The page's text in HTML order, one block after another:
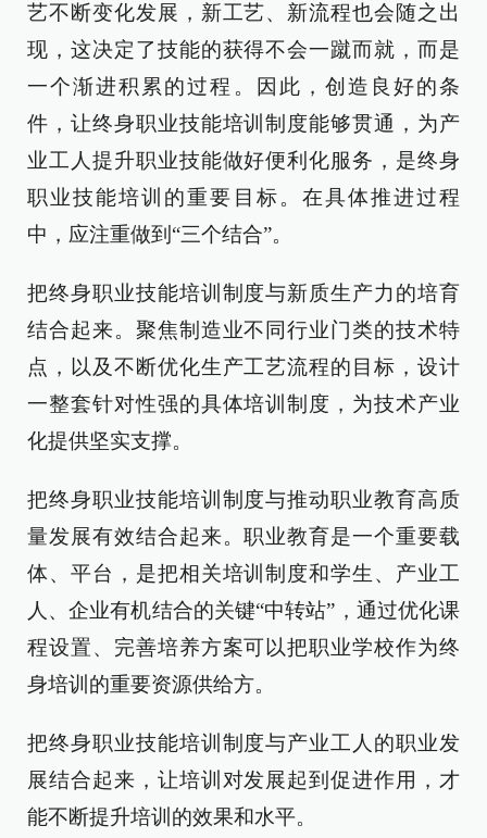
艺不断变化发展，新工艺、新流程也会随之出
现，这决定了技能的获得不会一蹴而就，而是
一个渐进积累的过程。因此，创造良好的条
件，让终身职业技能培训制度能够贯通，为产
业工人提升职业技能做好便利化服务，是终身
职业技能培训的重要目标。在具体推进过程
中，应注重做到“三个结合”。
把终身职业技能培训制度与新质生产力的培育
结合起来。聚焦制造业不同行业门类的技术特
点，以及不断优化生产工艺流程的目标，设计
一整套针对性强的具体培训制度，为技术产业
化提供坚实支撑。
把终身职业技能培训制度与推动职业教育高质
量发展有效结合起来。职业教育是一个重要载
体、平台，是把相关培训制度和学生、产业工
人、企业有机结合的关键“中转站”，通过优化课
程设置、完善培养方案可以把职业学校作为终
身培训的重要资源供给方。
把终身职业技能培训制度与产业工人的职业发
展结合起来，让培训对发展起到促进作用，才
能不断提升培训的效果和水平。